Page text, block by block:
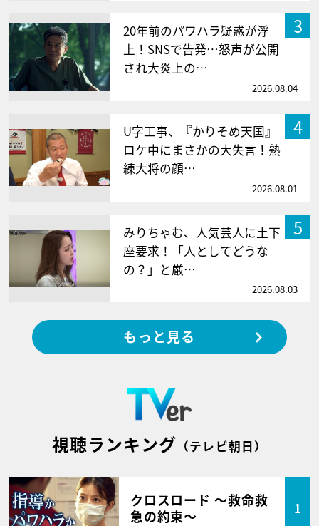
3
20年前のパワハラ疑惑が浮
上！SNSで告発…怒声が公開
され大炎上の…
2026.08.04
4
U字工事、『かりそめ天国』
ロケ中にまさかの大失言！熟
練大将の顔…
2026.08.01
5
みりちゃむ、人気芸人に土下
座要求！「人としてどうな
の？」と厳…
2026.08.03
もっと見る
視聴ランキング （テレビ朝日）
クロスロード ～救命救
急の約束～
1